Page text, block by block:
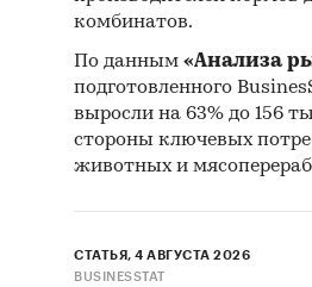
комбинатов.
По данным «Анализа
подготовленного
выросли на 63% до 156
стороны ключевых
животных и
СТАТЬЯ, 4 АВГУСТА 2026
BUSINESSTAT